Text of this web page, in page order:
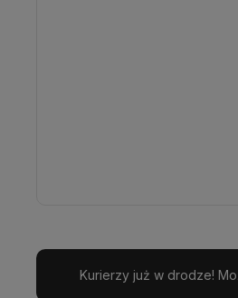
Kurierzy już w drodze!